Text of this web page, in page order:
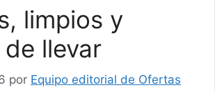
limpios y
llevar
por Equipo editorial de Ofertas